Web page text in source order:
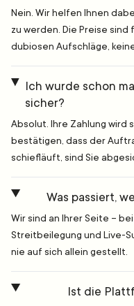
Nein. Wir helfen Ihnen
zu werden. Die Preise sind
dubiosen Aufschläge,
Ich wurde schon
sicher?
Absolut. Ihre Zahlung wird
bestätigen, dass der
schiefläuft, sind Sie
Was passiert,
Wir sind an Ihrer Seite –
Streitbeilegung und Live-
nie auf sich allein gestellt.
Ist die